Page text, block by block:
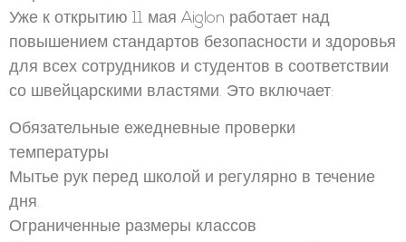
Уже к открытию 11 мая Aiglon работает над
повышением стандартов безопасности и здоровья
для всех сотрудников и студентов в соответствии
со швейцарскими властями. Это включает:
Обязательные ежедневные проверки
температуры
Мытье рук перед школой и регулярно в течение
дня.
Ограниченные размеры классов